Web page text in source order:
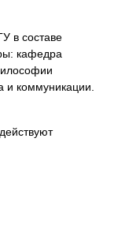
в составе
кафедра
и коммуникации.